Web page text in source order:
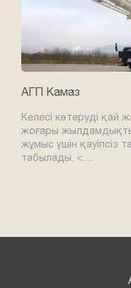
АГП Камаз
Келесі көтеруді қай
жоғары
жұмыс үшін қауіпсіз
табылады. <…